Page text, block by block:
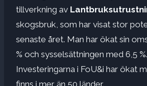
tillverkning av
skogsbruk, som har visat stor
senaste året. Man har ökat sin
% och sysselsättningen med 6,5 %.
Investeringarna i FoU&i har ökat
finns i mer än 50 länder.